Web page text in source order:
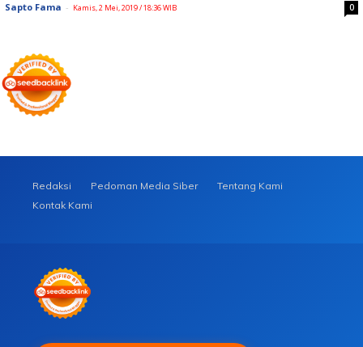
Sapto Fama - Kamis, 2 Mei, 2019 / 18:36 WIB 0
Redaksi Pedoman Media Siber
Tentang Kami
Kontak Kami